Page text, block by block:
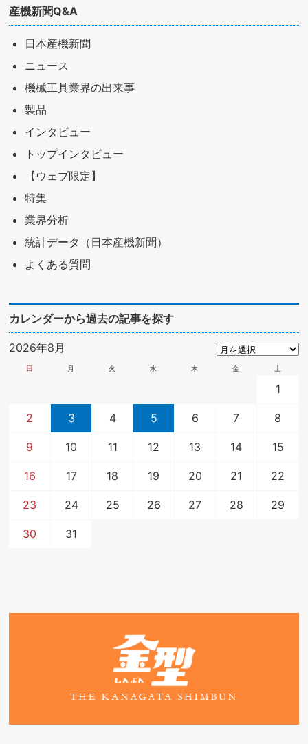
産機新聞Q&A
日本産機新聞
ニュース
機械工具業界の出来事
製品
インタビュー
トップインタビュー
【ウェブ限定】
特集
業界分析
統計データ（日本産機新聞）
よくある質問
カレンダーから過去の記事を探す
2026年8月
日 月 火 水 木 金 土
1
2 3 4 5 6 7 8
9 10 11 12 13 14 15
16 17 18 19 20 21 22
23 24 25 26 27 28 29
30 31